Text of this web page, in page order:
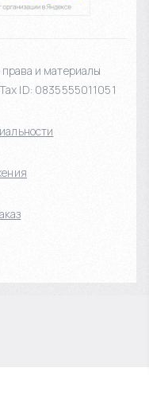
и материалы
ID: 0835555011051